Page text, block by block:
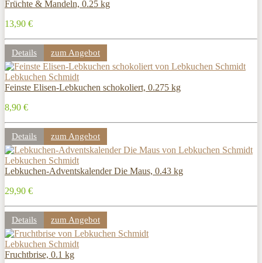
Früchte & Mandeln, 0.25 kg
13,90 €
Details zum Angebot
Lebkuchen Schmidt
Feinste Elisen-Lebkuchen schokoliert, 0.275 kg
8,90 €
Details zum Angebot
Lebkuchen Schmidt
Lebkuchen-Adventskalender Die Maus, 0.43 kg
29,90 €
Details zum Angebot
Lebkuchen Schmidt
Fruchtbrise, 0.1 kg